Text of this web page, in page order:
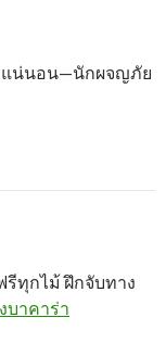
แน่นอน—นักผจญภัย
ทุกไม้ ฝึกจับทาง
บาคาร่า